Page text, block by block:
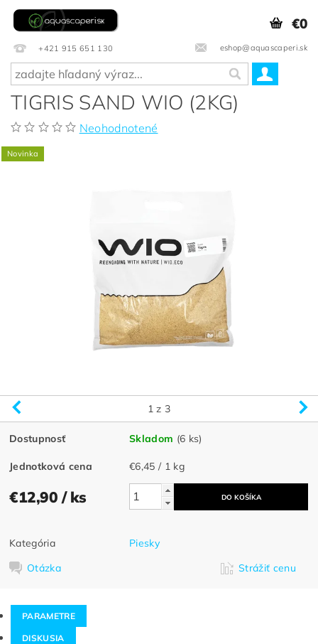
+421 915 651 130 eshop@aquascaperi.sk
€0
TIGRIS SAND WIO (2KG)
Neohodnotené
Novinka
1 z 3
Dostupnosť Skladom (6 ks)
Jednotková cena €6,45 / 1 kg
€12,90 / ks
Kategória
Piesky
Otázka
Strážiť cenu
PARAMETRE
DISKUSIA